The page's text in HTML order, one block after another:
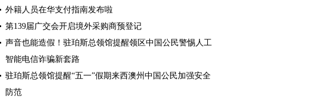
外籍人员在华支付指南发布啦
第139届广交会开启境外采购商预登记
声音也能造假！驻珀斯总领馆提醒领区中国公民警惕人工
智能电信诈骗新套路
驻珀斯总领馆提醒“五一”假期来西澳州中国公民加强安全
防范